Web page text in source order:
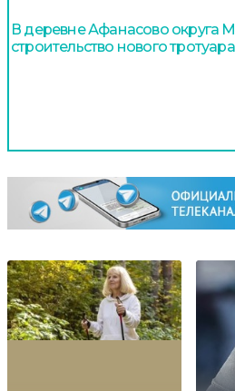
В деревне Афанасово округа
строительство нового тротуара